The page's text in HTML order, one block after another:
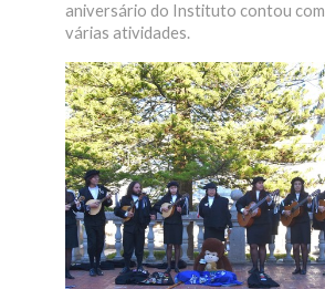
aniversário do Instituto contou com
várias atividades.